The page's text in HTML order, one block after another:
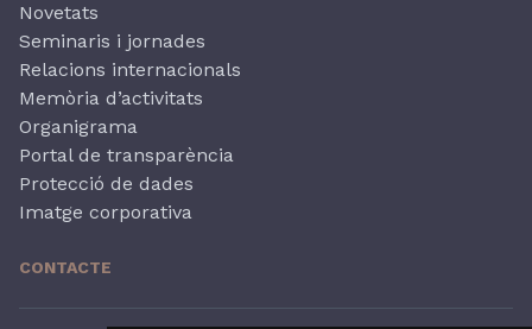
Novetats
Seminaris i jornades
Relacions internacionals
Memòria d’activitats
Organigrama
Portal de transparència
Protecció de dades
Imatge corporativa
CONTACTE